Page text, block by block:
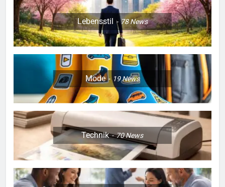
Lebensstil 78News
Mode 19News
Technik 70News